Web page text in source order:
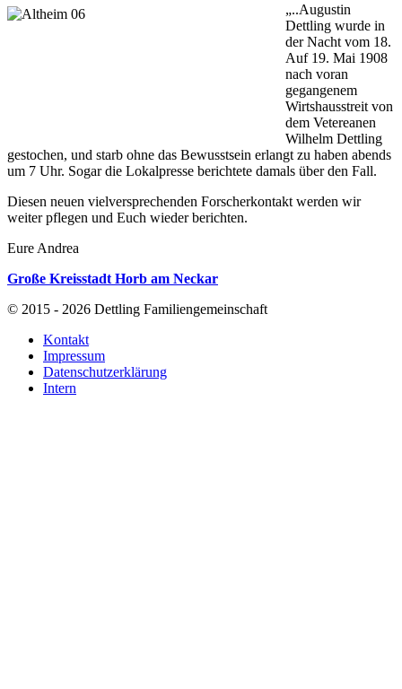
„..Augustin
Dettling wurde in
der Nacht vom 18.
Auf 19. Mai 1908
nach voran
gegangenem
Wirtshausstreit von
dem Vetereanen
Wilhelm Dettling
gestochen, und starb ohne das Bewusstsein erlangt zu haben abends
um 7 Uhr. Sogar die Lokalpresse berichtete damals über den Fall.
Diesen neuen vielversprechenden Forscherkontakt werden wir
weiter pflegen und Euch wieder berichten.
Eure Andrea
Große Kreisstadt Horb am Neckar
© 2015 - 2026 Dettling Familiengemeinschaft
Kontakt
Impressum
Datenschutzerklärung
Intern